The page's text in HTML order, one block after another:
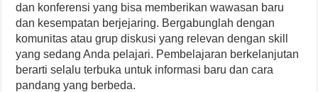
dan konferensi yang bisa memberikan wawasan baru
dan kesempatan berjejaring. Bergabunglah dengan
komunitas atau grup diskusi yang relevan dengan skill
yang sedang Anda pelajari. Pembelajaran berkelanjutan
berarti selalu terbuka untuk informasi baru dan cara
pandang yang berbeda.